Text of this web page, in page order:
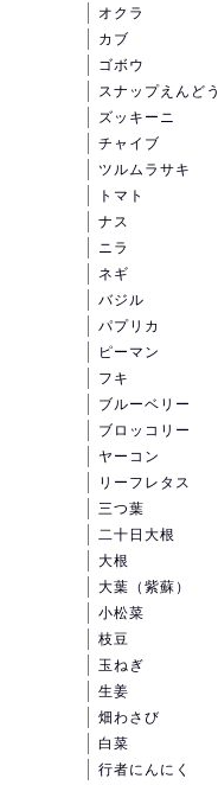
オクラ
カブ
ゴボウ
スナップえんどう
ズッキーニ
チャイブ
ツルムラサキ
トマト
ナス
ニラ
ネギ
バジル
パプリカ
ピーマン
フキ
ブルーベリー
ブロッコリー
ヤーコン
リーフレタス
三つ葉
二十日大根
大根
大葉（紫蘇）
小松菜
枝豆
玉ねぎ
生姜
畑わさび
白菜
行者にんにく